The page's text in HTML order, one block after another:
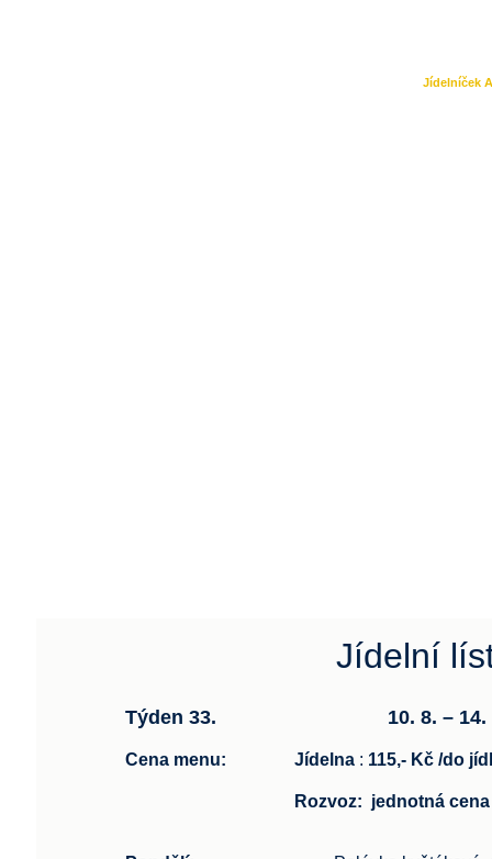
Jídelní
Týden 33. 10. 8. – 14. 8.
Cena menu: Jídelna : 115,- Kč /do
Rozvoz: jednotná
Jídelníček A